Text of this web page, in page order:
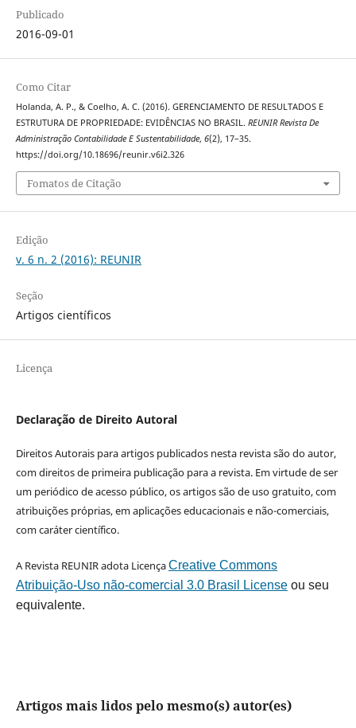
Publicado
2016-09-01
Como Citar
Holanda, A. P., & Coelho, A. C. (2016). GERENCIAMENTO DE RESULTADOS E
ESTRUTURA DE PROPRIEDADE: EVIDÊNCIAS NO BRASIL. REUNIR Revista De
Administração Contabilidade E Sustentabilidade, 6(2), 17–35.
https://doi.org/10.18696/reunir.v6i2.326
Fomatos de Citação
Edição
v. 6 n. 2 (2016): REUNIR
Seção
Artigos científicos
Licença
Declaração de Direito Autoral
Direitos Autorais para artigos publicados nesta revista são do autor,
com direitos de primeira publicação para a revista. Em virtude de ser
um periódico de acesso público, os artigos são de uso gratuito, com
atribuições próprias, em aplicações educacionais e não-comerciais,
com caráter científico.
A Revista REUNIR adota LicençaCreative Commons
Atribuição-Uso não-comercial 3.0 Brasil Licenseou seu
equivalente.
Artigos mais lidos pelo mesmo(s) autor(es)